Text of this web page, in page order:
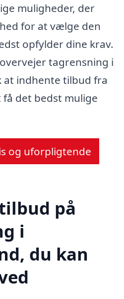
muligheder, der
for at vælge den
opfylder dine krav.
tagrensning i
at indhente tilbud fra
det bedst mulige
og uforpligtende
på
i
du kan